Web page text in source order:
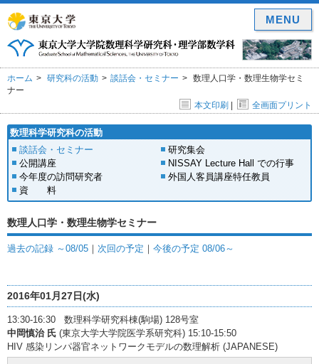
ホーム 研究科の活動 談話会・セミナー
数理人口学・数理生物学セミ
ナー
本文印刷 | 全画面プリント
数理科学研究科の活動
談話会・セミナー
研究集会
公開講座
NISSAY Lecture Hall での行事
今年度の訪問研究者
外国人客員講座特任教員
資 料
数理人口学・数理生物学セミナー
過去の記録 ～08/05 ｜ 次回の予定 ｜ 今後の予定 08/06～
2016年01月27日(水)
13:30-16:30 数理科学研究科棟(駒場) 128号室
中岡慎治 氏 (東京大学大学院医学系研究科) 15:10-15:50
HIV 感染リンパ器官ネットワークモデルの数理解析 (JAPANESE)
MENU